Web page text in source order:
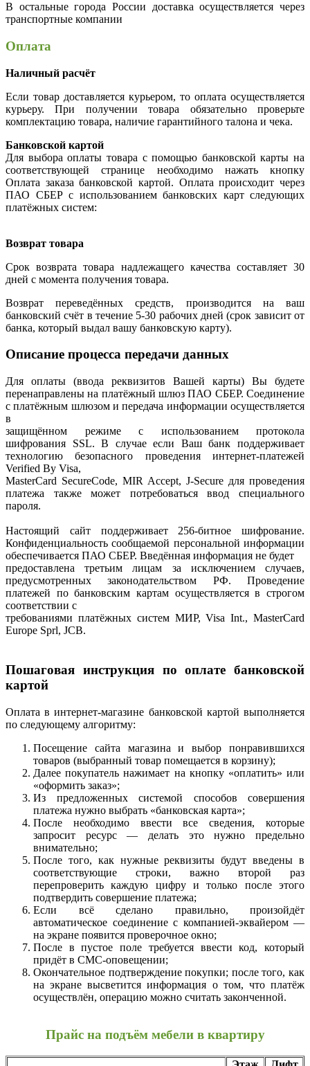
В остальные города России доставка осуществляется через
транспортные компании
Оплата
Наличный расчёт
Если товар доставляется курьером, то оплата осуществляется
курьеру. При получении товара обязательно проверьте
комплектацию товара, наличие гарантийного талона и чека.
Банковской картой
Для выбора оплаты товара с помощью банковской карты на
соответствующей странице необходимо нажать кнопку
Оплата заказа банковской картой. Оплата происходит через
ПАО СБЕР с использованием банковских карт следующих
платёжных систем:
Возврат товара
Срок возврата товара надлежащего качества составляет 30
дней с момента получения товара.
Возврат переведённых средств, производится на ваш
банковский счёт в течение 5-30 рабочих дней (срок зависит от
банка, который выдал вашу банковскую карту).
Описание процесса передачи данных
Для оплаты (ввода реквизитов Вашей карты) Вы будете
перенаправлены на платёжный шлюз ПАО СБЕР. Соединение
с платёжным шлюзом и передача информации осуществляется
в
защищённом режиме с использованием протокола
шифрования SSL. В случае если Ваш банк поддерживает
технологию безопасного проведения интернет-платежей
Verified By Visa,
MasterCard SecureCode, MIR Accept, J-Secure для проведения
платежа также может потребоваться ввод специального
пароля.
Настоящий сайт поддерживает 256-битное шифрование.
Конфиденциальность сообщаемой персональной информации
обеспечивается ПАО СБЕР. Введённая информация не будет
предоставлена третьим лицам за исключением случаев,
предусмотренных законодательством РФ. Проведение
платежей по банковским картам осуществляется в строгом
соответствии с
требованиями платёжных систем МИР, Visa Int., MasterCard
Europe Sprl, JCB.
Пошаговая инструкция по оплате банковской
картой
Оплата в интернет-магазине банковской картой выполняется
по следующему алгоритму:
Посещение сайта магазина и выбор понравившихся
товаров (выбранный товар помещается в корзину);
Далее покупатель нажимает на кнопку «оплатить» или
«оформить заказ»;
Из предложенных системой способов совершения
платежа нужно выбрать «банковская карта»;
После необходимо ввести все сведения, которые
запросит ресурс — делать это нужно предельно
внимательно;
После того, как нужные реквизиты будут введены в
соответствующие строки, важно второй раз
перепроверить каждую цифру и только после этого
подтвердить совершение платежа;
Если всё сделано правильно, произойдёт
автоматическое соединение с компанией-эквайером —
на экране появится проверочное окно;
После в пустое поле требуется ввести код, который
придёт в СМС-оповещении;
Окончательное подтверждение покупки; после того, как
на экране высветится информация о том, что платёж
осуществлён, операцию можно считать законченной.
Прайс на подъём мебели в квартиру